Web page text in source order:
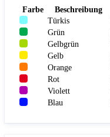
Farbe Beschreibung
Türkis
Grün
Gelbgrün
Gelb
Orange
Rot
Violett
Blau